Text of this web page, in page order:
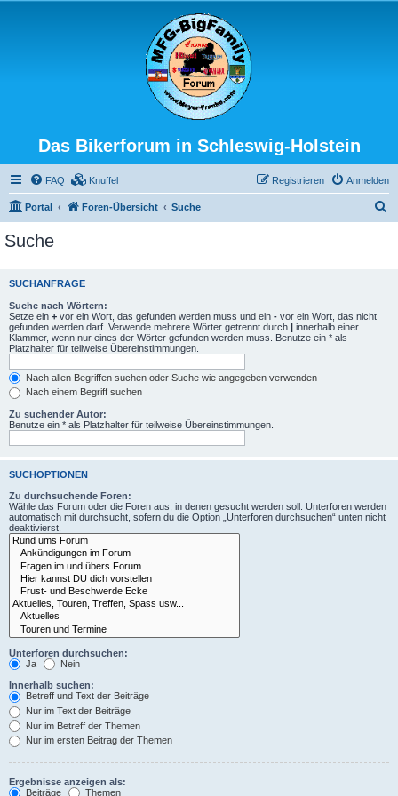
Das Bikerforum in Schleswig-Holstein
FAQ Knuffel Anmelden
Registrieren
Portal Foren-Übersicht Suche
e
Suche
SUCHANFRAGE
Suche nach Wörtern:
Setze ein + vor ein Wort, das gefunden werden muss und ein - vor ein Wort, das nicht
gefunden werden darf. Verwende mehrere Wörter getrennt durch | innerhalb einer
Klammer, wenn nur eines der Wörter gefunden werden muss. Benutze ein * als
Platzhalter für teilweise Übereinstimmungen.
Nach allen Begriffen suchen oder Suche wie angegeben verwenden
Nach einem Begriff suchen
Zu suchender Autor:
Benutze ein * als Platzhalter für teilweise Übereinstimmungen.
SUCHOPTIONEN
Zu durchsuchende Foren:
Wähle das Forum oder die Foren aus, in denen gesucht werden soll. Unterforen werden
automatisch mit durchsucht, sofern du die Option „Unterforen durchsuchen“ unten nicht
deaktivierst.
Unterforen durchsuchen:
Ja
Nein
Innerhalb suchen:
Betreff und Text der Beiträge
Nur im Text der Beiträge
Nur im Betreff der Themen
Nur im ersten Beitrag der Themen
Ergebnisse anzeigen als:
Beiträge
Themen